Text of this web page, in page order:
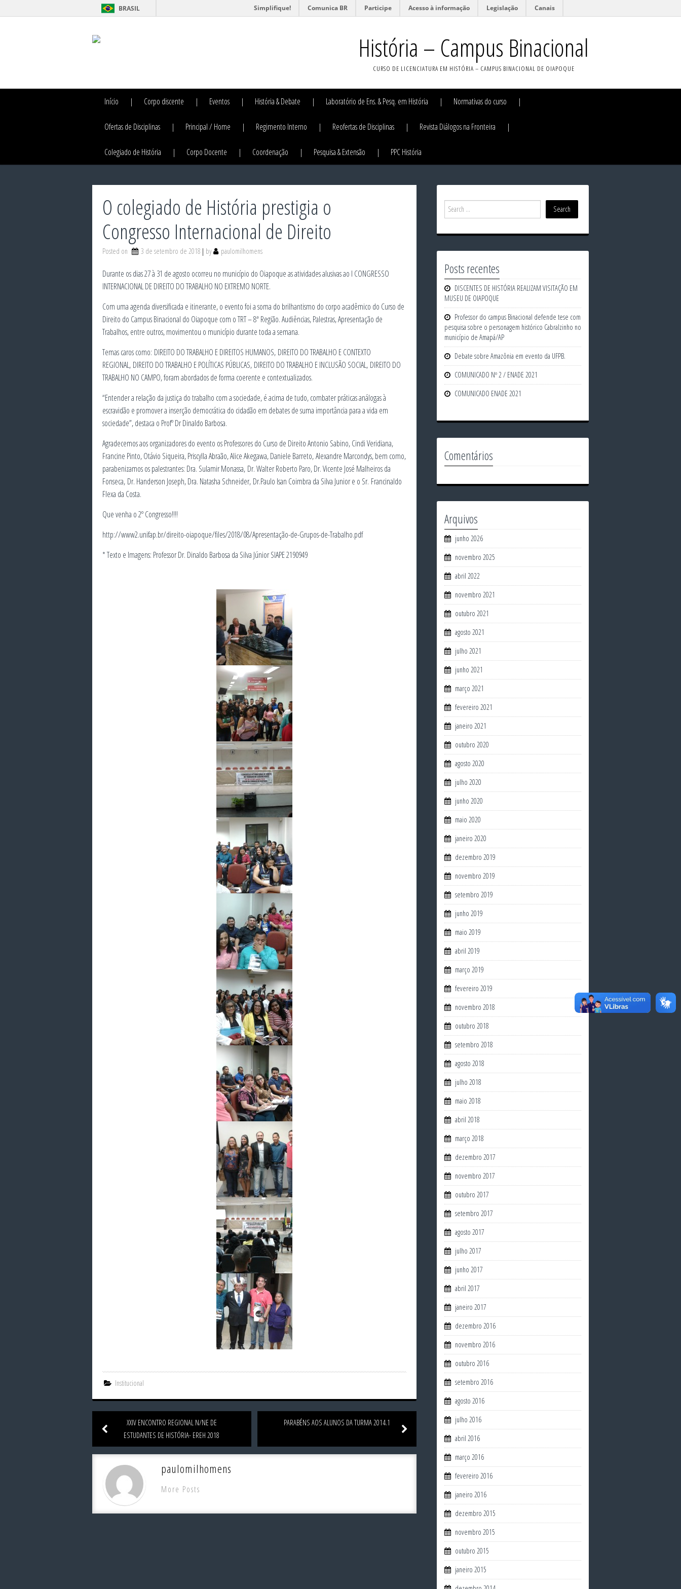
BRASIL Simplifique! Comunica BR Participe Acesso à informação Legislação Canais
História – Campus Binacional
CURSO DE LICENCIATURA EM HISTÓRIA – CAMPUS BINACIONAL DE OIAPOQUE
Início Corpo discente Eventos História & Debate Laboratório de Ens. & Pesq. em História Normativas do curso
Ofertas de Disciplinas Principal / Home Regimento Interno Reofertas de Disciplinas Revista Diálogos na Fronteira
Colegiado de História Corpo Docente Coordenação Pesquisa & Extensão PPC História
O colegiado de História prestigia o
Congresso Internacional de Direito
Posted on 3 de setembro de 2018 by paulomilhomens
Durante os dias 27 à 31 de agosto ocorreu no município do Oiapoque as atividades alusivas ao I CONGRESSO
INTERNACIONAL DE DIREITO DO TRABALHO NO EXTREMO NORTE.
Com uma agenda diversificada e itinerante, o evento foi a soma do brilhantismo do corpo acadêmico do Curso de
Direito do Campus Binacional do Oiapoque com o TRT – 8ª Região. Audiências, Palestras, Apresentação de
Trabalhos, entre outros, movimentou o município durante toda a semana.
Temas caros como: DIREITO DO TRABALHO E DIREITOS HUMANOS, DIREITO DO TRABALHO E CONTEXTO
REGIONAL, DIREITO DO TRABALHO E POLÍTICAS PÚBLICAS, DIREITO DO TRABALHO E INCLUSÃO SOCIAL, DIREITO DO
TRABALHO NO CAMPO, foram abordados de forma coerente e contextualizados.
“Entender a relação da justiça do trabalho com a sociedade, é acima de tudo, combater práticas análogas à
escravidão e promover a inserção democrática do cidadão em debates de suma importância para a vida em
sociedade”, destaca o Profº Dr Dinaldo Barbosa.
Agradecemos aos organizadores do evento os Professores do Curso de Direito Antonio Sabino, Cindi Veridiana,
Francine Pinto, Otávio Siqueira, Priscylla Abraão, Alice Akegawa, Daniele Barreto,Alexandre Marcondys,bem como,
parabenizamos os palestrantes: Dra. Sulamir Monassa, Dr. Walter Roberto Paro, Dr. Vicente José Malheiros da
Fonseca, Dr. Handerson Joseph, Dra. Natasha Schneider, Dr.Paulo Isan Coimbra da Silva Junior e o Sr. Francinaldo
Flexa da Costa.
Que venha o 2º Congresso!!!!
http://www2.unifap.br/direito-oiapoque/files/2018/08/Apresentação-de-Grupos-de-Trabalho.pdf
* Texto e Imagens: Professor Dr. Dinaldo Barbosa da Silva Júnior SIAPE 2190949
Institucional
XXIV ENCONTRO REGIONAL N/NE DE
ESTUDANTES DE HISTÓRIA- EREH 2018
PARABÉNS AOS ALUNOS DA TURMA 2014.1
paulomilhomens
More Posts
Posts recentes
DISCENTES DE HISTÓRIA REALIZAM VISITAÇÃO EM
MUSEU DE OIAPOQUE
Professor do campus Binacional defende tese com
pesquisa sobre o personagem histórico Cabralzinho no
município de Amapá/AP
Debate sobre Amazônia em evento da UFPB.
COMUNICADO Nº 2 / ENADE 2021
COMUNICADO ENADE 2021
Comentários
Arquivos
junho 2026
novembro 2025
abril 2022
novembro 2021
outubro 2021
agosto 2021
julho 2021
junho 2021
março 2021
fevereiro 2021
janeiro 2021
outubro 2020
agosto 2020
julho 2020
junho 2020
maio 2020
janeiro 2020
dezembro 2019
novembro 2019
setembro 2019
junho 2019
maio 2019
abril 2019
março 2019
fevereiro 2019
novembro 2018
outubro 2018
setembro 2018
agosto 2018
julho 2018
maio 2018
abril 2018
março 2018
dezembro 2017
novembro 2017
outubro 2017
setembro 2017
agosto 2017
julho 2017
junho 2017
abril 2017
janeiro 2017
dezembro 2016
novembro 2016
outubro 2016
setembro 2016
agosto 2016
julho 2016
abril 2016
março 2016
fevereiro 2016
janeiro 2016
dezembro 2015
novembro 2015
outubro 2015
janeiro 2015